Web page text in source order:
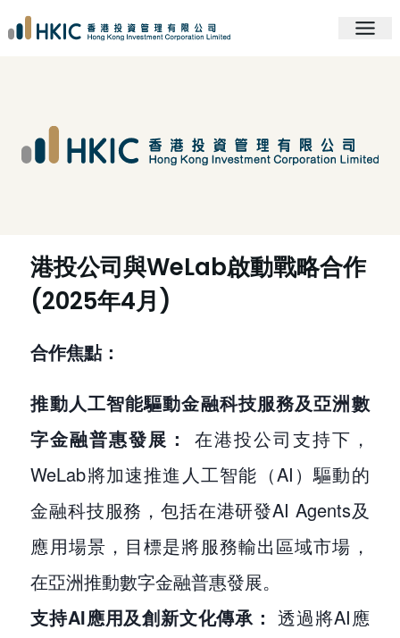
港投公司與WeLab啟動戰略合作
(2025年4月)
合作焦點：
推動人工智能驅動金融科技服務及亞洲數
字金融普惠發展：
在港投公司支持下，
WeLab將加速推進人工智能（AI）驅動的
金融科技服務，包括在港研發AI Agents及
應用場景，目標是將服務輸出區域市場，
在亞洲推動數字金融普惠發展。
支持AI應用及創新文化傳承： 透過將AI應